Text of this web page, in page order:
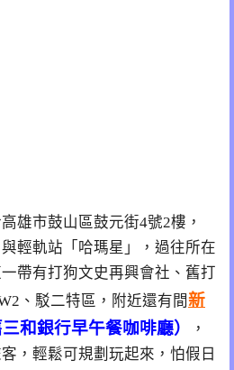
雄市鼓山區鼓元街4號2樓，
輕軌站「哈瑪星」，過往所在
一帶有打狗文史再興會社、舊打
、駁二特區，附近還有間新
三和銀行早午餐咖啡廳）
，
，輕鬆可規劃玩起來，怕假日